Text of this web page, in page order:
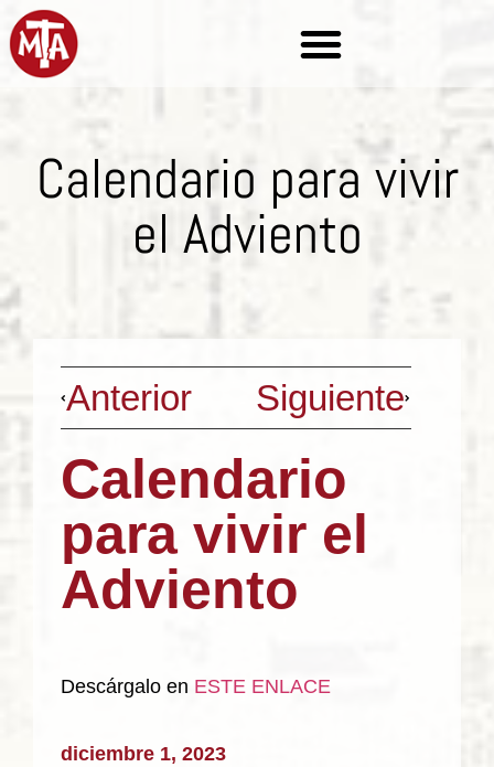
Calendario para vivir
el Adviento
Anterior Siguiente
Calendario
para vivir el
Adviento
Descárgalo en ESTE ENLACE
diciembre 1, 2023